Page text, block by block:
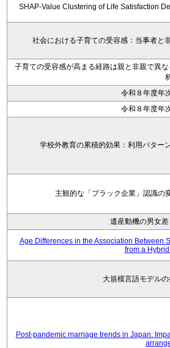
SHAP-Value Clustering of Life Satisfaction
社会における子育ての受容感：当事者と
子育ての受容感が高まる経路は親と非親で異
令和８年度年
令和８年度年
学校外教育の累積的効果：利用パター
主観的な「ブラック企業」認識の
遺産動機の男女
Age Differences in the Association Between
from a
大規模言語モデル
Post-pandemic marriage trends in Japan: